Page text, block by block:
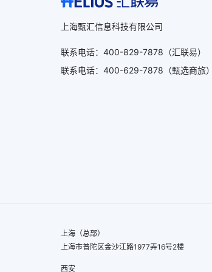
上海甄汇信息科技有限公司
联系电话： 400-829-7878 （汇联易）
联系电话： 400-629-7878 （甄选商旅）
上海（总部）
上海市普陀区金沙江路1977弄16号2楼
西安